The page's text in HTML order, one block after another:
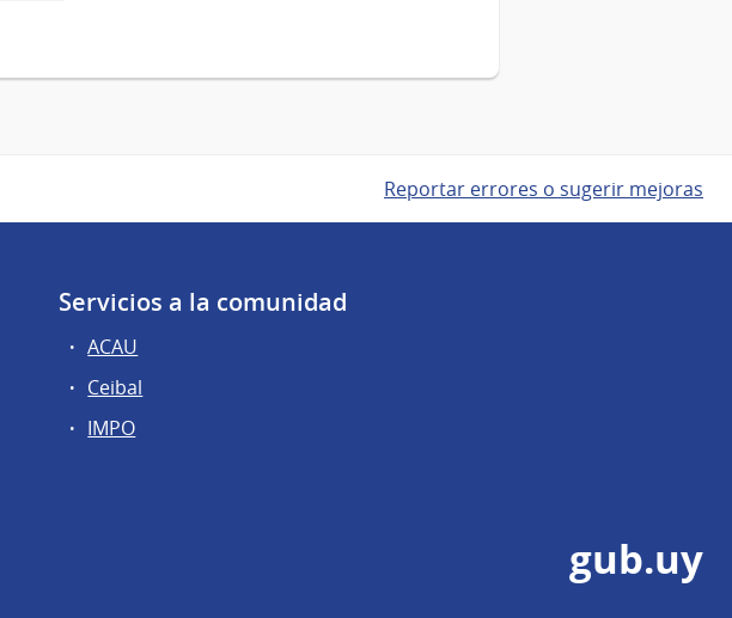
Reportar errores o sugerir mejoras
Servicios a la comunidad
ACAU
Ceibal
IMPO
gub.uy